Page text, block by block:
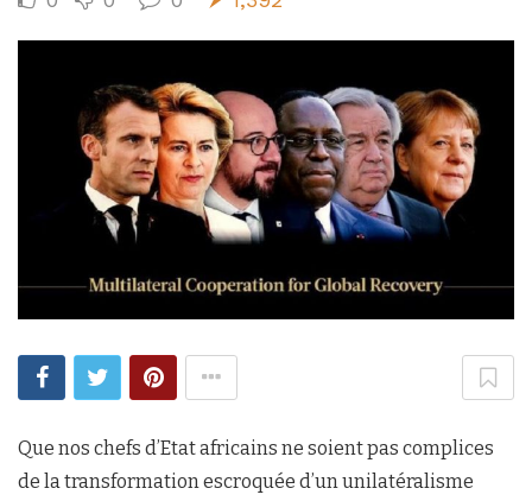
Que nos chefs d’Etat africains ne soient pas complices
de la transformation escroquée d’un unilatéralisme